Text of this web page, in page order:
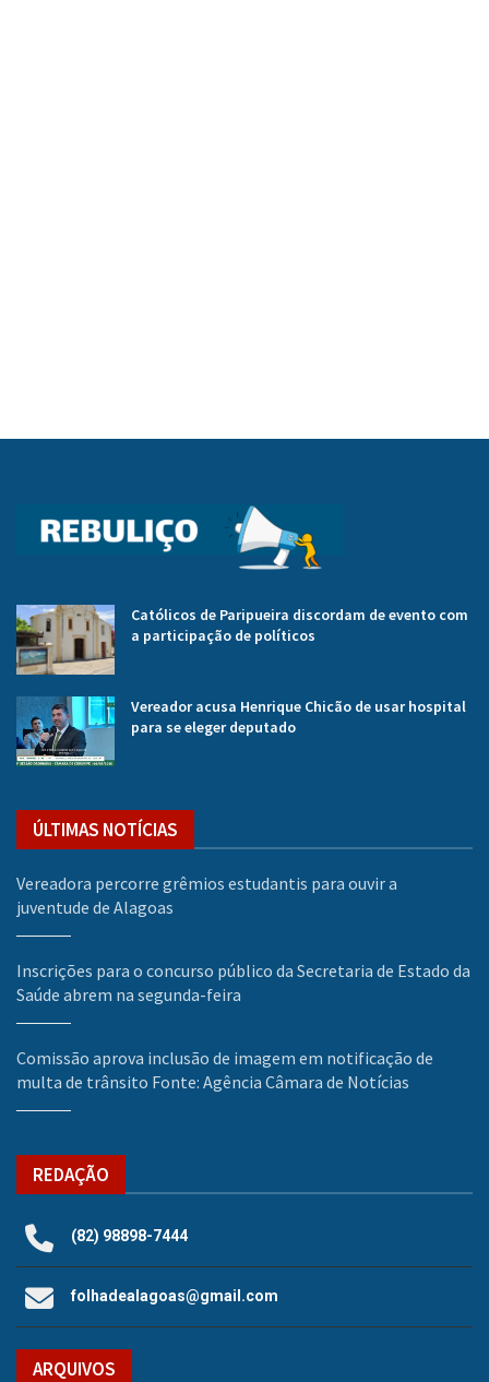
Católicos de Paripueira discordam de evento com
a participação de políticos
Vereador acusa Henrique Chicão de usar hospital
para se eleger deputado
ÚLTIMAS NOTÍCIAS
Vereadora percorre grêmios estudantis para ouvir a
juventude de Alagoas
Inscrições para o concurso público da Secretaria de Estado da
Saúde abrem na segunda-feira
Comissão aprova inclusão de imagem em notificação de
multa de trânsito Fonte: Agência Câmara de Notícias
REDAÇÃO
(82) 98898-7444
folhadealagoas@gmail.com
ARQUIVOS